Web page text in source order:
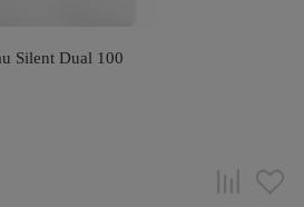
Silent Dual 100